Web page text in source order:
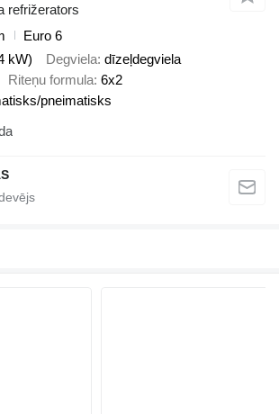
refrižerators
Euro 6
kW) Degviela dīzeļdegviela
Riteņu formula 6x2
pneimatisks